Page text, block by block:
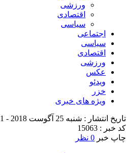
ورزشی
اقتصادی
سیاسی
اجتماعی
سیاسی
اقتصادی
ورزشی
عکس
ویدئو
خزر
ویژه های خبری
تاریخ انتشار : شنبه 25 آگوست 2018 - 11:51
کد خبر : 15063
چاپ خبر 0 نظر